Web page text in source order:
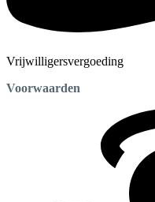
Vrijwilligersvergoeding
Voorwaarden